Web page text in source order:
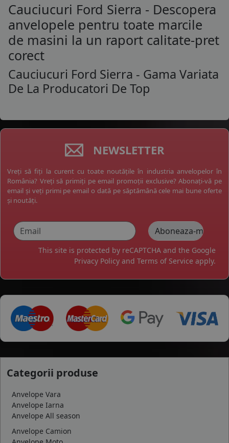
Cauciucuri Ford Sierra - Descopera
anvelopele pentru toate marcile
de masini la un raport calitate-pret
corect
Cauciucuri Ford Sierra - Gama Variata
De La Producatori De Top
NEWSLETTER
Vreți să fiți la curent cu toate noutățile în industria anvelopelor în
România? Vreți să primiți pe email promoții exclusive? Abonați-vă pe
email și veți primi pe email o dată pe săptămână cele mai bune oferte
și noutăți.
This site is protected by reCAPTCHA and the Google
Privacy Policy and Terms of Service apply.
Categorii produse
Anvelope Vara
Anvelope Iarna
Anvelope All season
Anvelope Camion